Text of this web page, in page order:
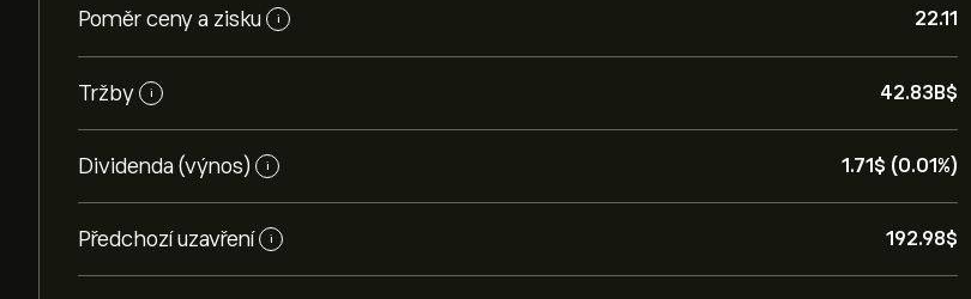
Poměr ceny a zisku i 22.11
Tržby i 42.83B‎$‎
Dividenda (výnos) i 1.71‎$‎ (0.01%)
Předchozí uzavření i 192.98‎$‎